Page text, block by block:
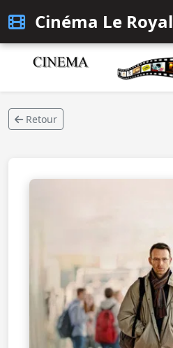
Cinéma Le Royal
Retour